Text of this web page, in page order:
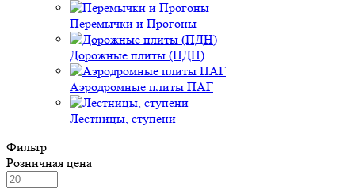
Перемычки и Прогоны
Дорожные плиты (ПДН)
Аэродромные плиты ПАГ
Лестницы, ступени
Фильтр
Розничная цена